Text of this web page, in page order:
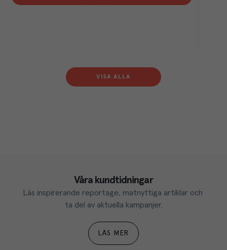
VISA ALLA
Våra kundtidningar
Läs inspirerande reportage, matnyttiga artiklar och
ta del av aktuella kampanjer.
LÄS MER